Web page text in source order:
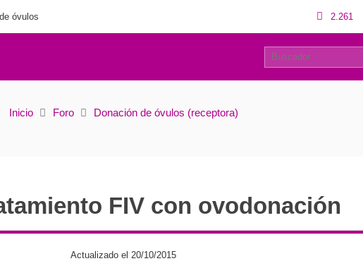
óvulos 2.261
Tratamiento FIV con ovodonación
0 0
Inicio Foro Donación de óvulos (receptora)
FIV con ovodonación
Actualizado el 20/10/2015